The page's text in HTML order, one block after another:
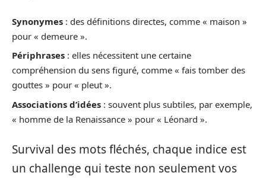
Synonymes : des définitions directes, comme « maison »
pour « demeure ».
Périphrases : elles nécessitent une certaine
compréhension du sens figuré, comme « fais tomber des
gouttes » pour « pleut ».
Associations d’idées : souvent plus subtiles, par exemple,
« homme de la Renaissance » pour « Léonard ».
Survival des mots fléchés, chaque indice est
un challenge qui teste non seulement vos